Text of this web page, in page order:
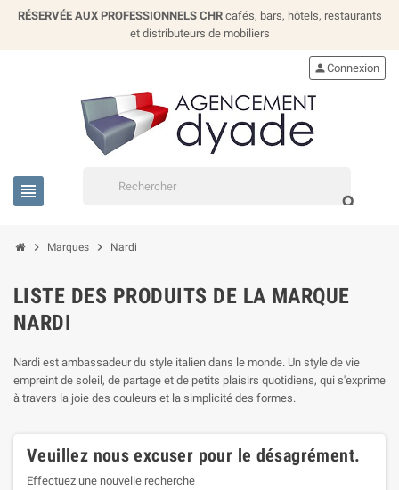
RÉSERVÉE AUX PROFESSIONNELS CHRcafés, bars, hôtels, restaurants
et distributeurs de mobiliers
view_headline
search
personConnexion
chevron_right Marques chevron_right Nardi
LISTE DES PRODUITS DE LA MARQUE
NARDI
Nardi est ambassadeur du style italien dans le monde. Un style de vie
empreint de soleil, de partage et de petits plaisirs quotidiens, qui s'exprime
à travers la joie des couleurs et la simplicité des formes.
Veuillez nous excuser pour le désagrément.
Effectuez une nouvelle recherche